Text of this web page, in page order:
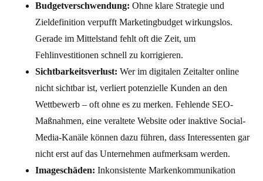
Budgetverschwendung: Ohne klare Strategie und
Zieldefinition verpufft Marketingbudget wirkungslos.
Gerade im Mittelstand fehlt oft die Zeit, um
Fehlinvestitionen schnell zu korrigieren.
Sichtbarkeitsverlust: Wer im digitalen Zeitalter online
nicht sichtbar ist, verliert potenzielle Kunden an den
Wettbewerb – oft ohne es zu merken. Fehlende SEO-
Maßnahmen, eine veraltete Website oder inaktive Social-
Media-Kanäle können dazu führen, dass Interessenten gar
nicht erst auf das Unternehmen aufmerksam werden.
Imageschäden: Inkonsistente Markenkommunikation